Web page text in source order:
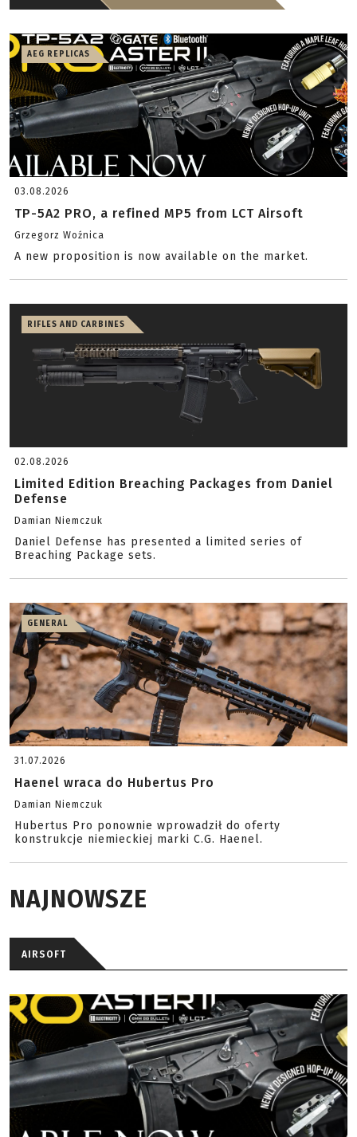
AEG REPLICAS
03.08.2026
TP-5A2 PRO, a refined MP5 from LCT Airsoft
Grzegorz Woźnica
A new proposition is now available on the market.
RIFLES AND CARBINES
02.08.2026
Limited Edition Breaching Packages from Daniel
Defense
Damian Niemczuk
Daniel Defense has presented a limited series of
Breaching Package sets.
GENERAL
31.07.2026
Haenel wraca do Hubertus Pro
Damian Niemczuk
Hubertus Pro ponownie wprowadził do oferty
konstrukcje niemieckiej marki C.G. Haenel.
NAJNOWSZE
AIRSOFT